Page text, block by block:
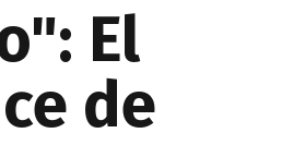
El
de